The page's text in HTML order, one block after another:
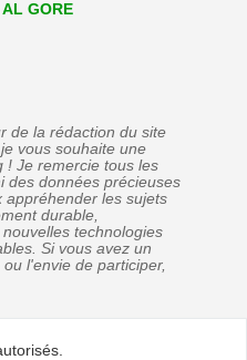
GORE
de la rédaction du site
vous souhaite une
! Je remercie tous les
des données précieuses
appréhender les sujets
durable,
technologies
Si vous avez un
l'envie de participer,